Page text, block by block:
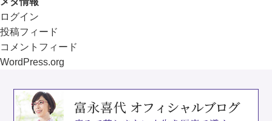
ログイン
投稿フィード
コメントフィード
WordPress.org